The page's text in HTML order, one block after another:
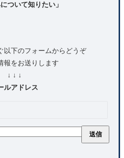
ついて知りたい」
以下のフォームからどうぞ
報をお送りします
↓ ↓ ↓
ルアドレス